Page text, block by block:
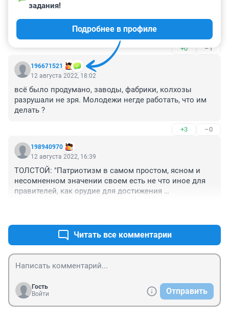
Моё мнение: не стоит писать такие статьи. Парня
жаль. Бесспорно! Но, уважаемая реакция, вы не
думаете, что эти обсуждения, очень тяжело читать
родителям парня??? Зачем Вы так жестоко с ними????
+0 –1
196671521
задания!
Подробнее в профиле
12 августа 2022, 18:02
всё было продумано, заводы, фабрики, колхозы
разрушали не зря. Молодежи негде работать, что им
делать ?
+3 –0
198940970
12 августа 2022, 16:39
ТОЛСТОЙ: "Патриотизм в самом простом, ясном и
несомненном значении своем есть не что иное для
правителей, как орудие для достижения
себя тем, кто во власти. Так он и проповедуется
везде, где проповедуется патриотизм".
Читать все комментарии
Гость
Войти
Отправить